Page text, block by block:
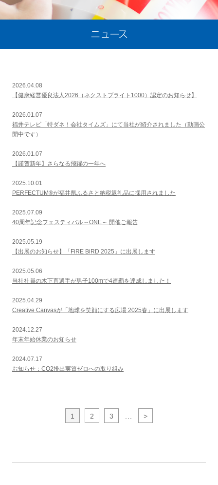
2026.04.08
【健康経営優良法人2026（ネクストブライト1000）認定のお知らせ】
2026.01.07
福井テレビ「特ダネ！会社タイムズ」にて当社が紹介されました（動画公
開中です）
2026.01.07
【謹賀新年】さらなる飛躍の一年へ
2025.10.01
PERFECTUM®が福井県ふるさと納税返礼品に採用されました
2025.07.09
40周年記念フェスティバル～ONE～ 開催ご報告
2025.05.19
【出展のお知らせ】「FiRE BiRD 2025」に出展します
2025.05.06
当社社員の木下直選手が男子100mで4連覇を達成しました！
2025.04.29
Creative Canvasが「地球を笑顔にする広場 2025春」に出展します
2024.12.27
年末年始休業のお知らせ
2024.07.17
お知らせ：CO2排出実質ゼロへの取り組み
1 2 3 >